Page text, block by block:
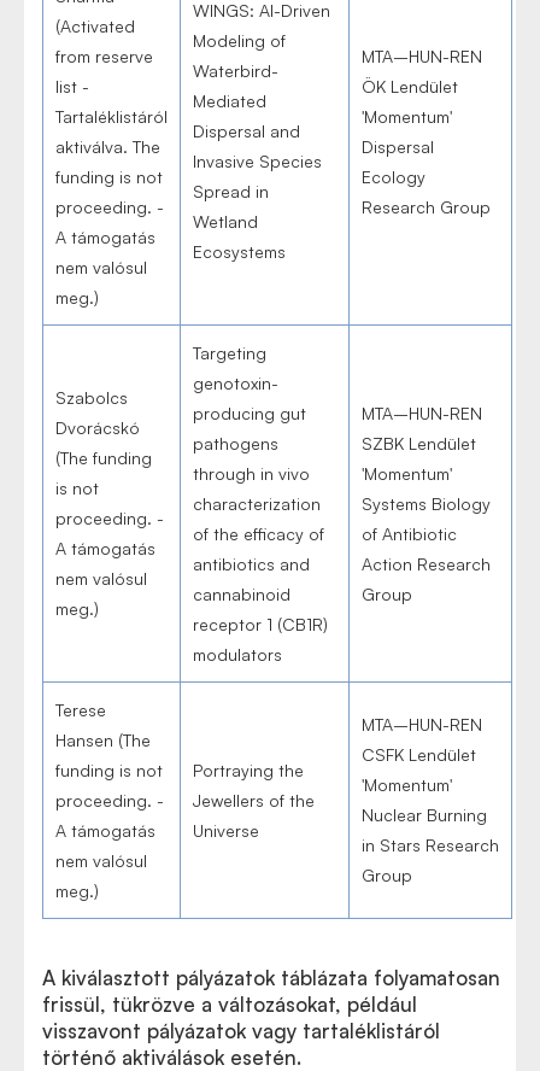
(Activated
from reserve
list -
Tartaléklistáról
aktiválva. The
funding is not
proceeding. -
A támogatás
nem valósul
meg.)
WINGS: AI-Driven
Modeling of
Waterbird-
Mediated
Dispersal and
Invasive Species
Spread in
Wetland
Ecosystems
MTA–HUN-REN
ÖK Lendület
'Momentum'
Dispersal
Ecology
Research Group
Szabolcs
Dvorácskó
(The funding
is not
proceeding. -
A támogatás
nem valósul
meg.)
Targeting
genotoxin-
producing gut
pathogens
through in vivo
characterization
of the efficacy of
antibiotics and
cannabinoid
receptor 1 (CB1R)
modulators
MTA–HUN-REN
SZBK Lendület
'Momentum'
Systems Biology
of Antibiotic
Action Research
Group
Terese
Hansen (The
funding is not
proceeding. -
A támogatás
nem valósul
meg.)
Portraying the
Jewellers of the
Universe
MTA–HUN-REN
CSFK Lendület
'Momentum'
Nuclear Burning
in Stars Research
Group
A kiválasztott pályázatok táblázata folyamatosan
frissül, tükrözve a változásokat, például
visszavont pályázatok vagy tartaléklistáról
történő aktiválások esetén.